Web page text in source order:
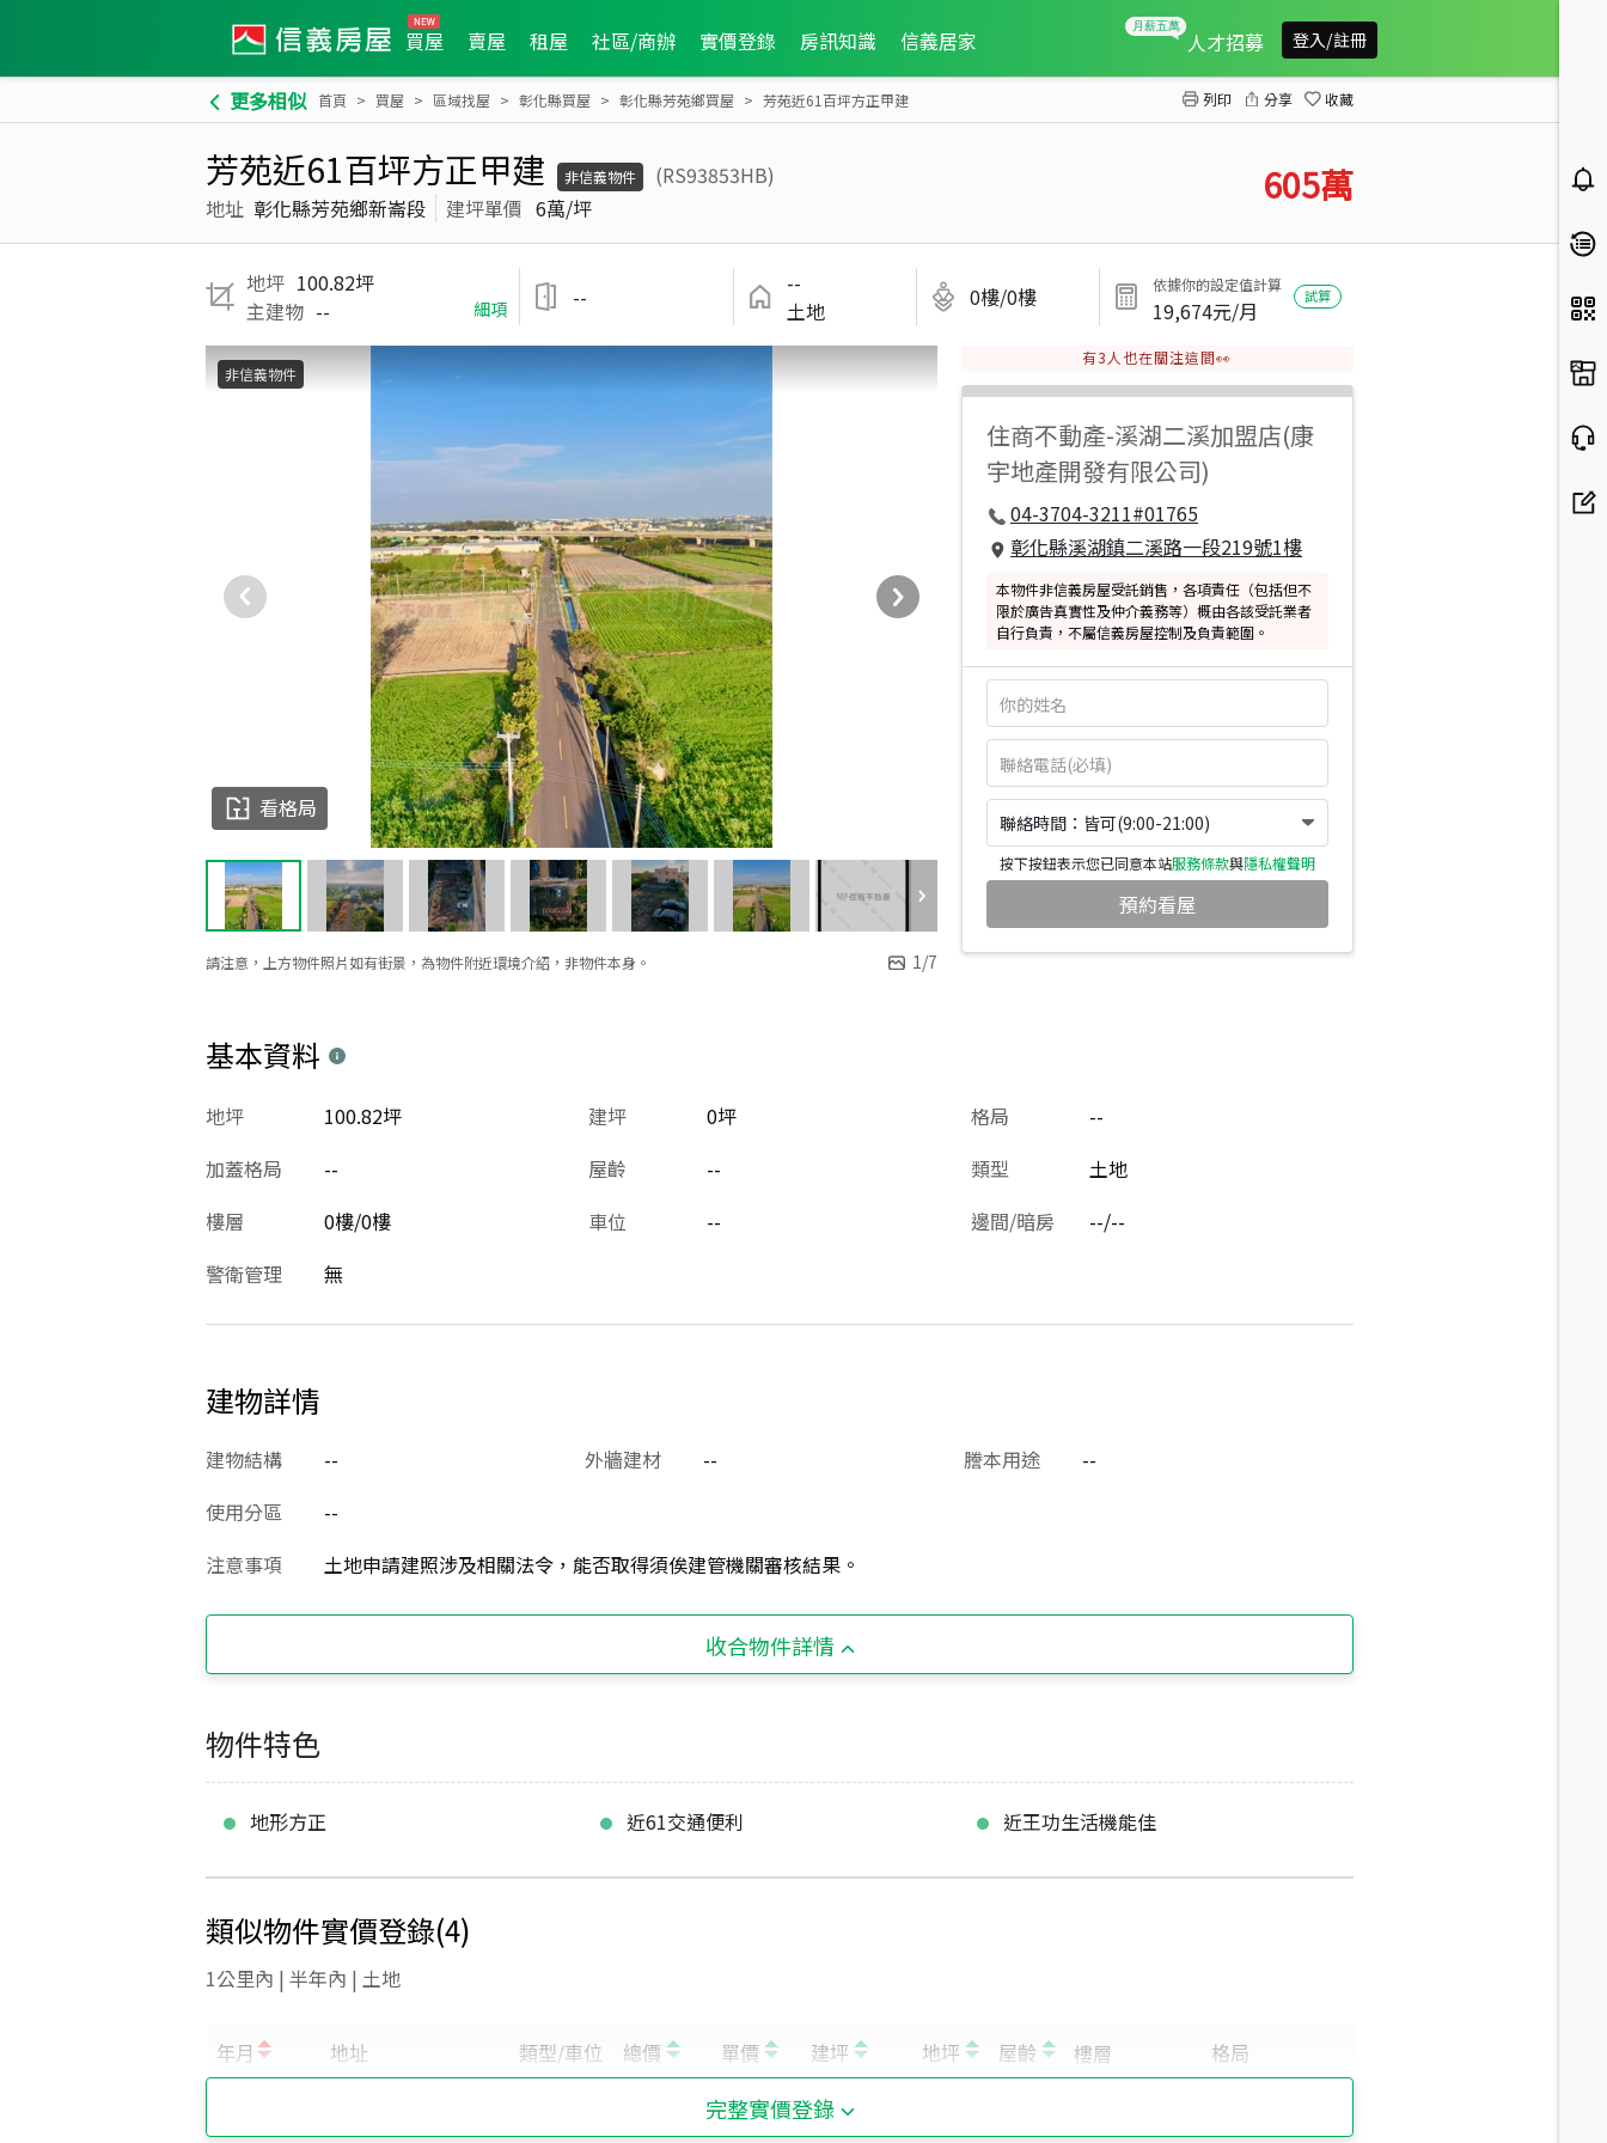
買屋 賣屋 租屋 社區/商辦 實價登錄 房訊知識 信義居家 人才招募 登入/註冊
更多相似 首頁 買屋 區域找屋 彰化縣買屋 彰化縣芳苑鄉買屋 芳苑近61百坪方正甲建 列印 分享 收藏
芳苑近61百坪方正甲建 非信義物件
(RS93853HB)
地址 彰化縣芳苑鄉新崙段 建坪單價 6萬/坪 605萬
地坪 100.82坪
主建物 -- 細項 --
--
土地
0樓/0樓 依據你的設定值計算
19,674元/月
試算
請注意，上方物件照片如有街景，為物件附近環境介紹，非物件本身。 1/7
看格局
非信義物件
有3 人也在關注這間👀
住商不動產-溪湖二溪加盟店(康
宇地產開發有限公司)
04-3704-3211#01765
彰化縣溪湖鎮二溪路一段219號1樓
本物件非信義房屋受託銷售，各項責任（包括但不
限於廣告真實性及仲介義務等）概由各該受託業者
自行負責，不屬信義房屋控制及負責範圍。
聯絡時間：皆可(9:00-21:00)
按下按鈕表示您已同意本站服務條款與隱私權聲明
預約看屋
基本資料
建坪 0坪
地坪 100.82坪 格局
--
加蓋格局
-- 屋齡 -- 類型
土地
樓層
0樓/0樓 車位 -- 邊間/暗房
--/--
警衛管理
無
建物詳情
建物結構 -- 外牆建材 -- 謄本用途
--
使用分區
--
注意事項
土地申請建照涉及相關法令，能否取得須俟建管機關審核結果。
收合物件詳情
物件特色
地形方正 近61交通便利 近王功生活機能佳
類似物件實價登錄(4)
1公里內 | 半年內 | 土地
完整實價登錄